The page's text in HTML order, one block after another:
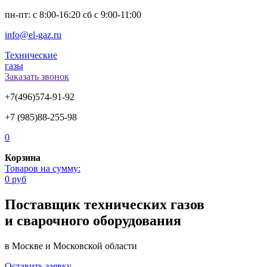
пн-пт: с 8:00-16:20 сб с 9:00-11:00
info@el-gaz.ru
Технические
газы
Заказать звонок
+7(496)574-91-92
+7 (985)88-255-98
0
Корзина
Товаров на сумму:
0 руб
Поставщик технических газов
и сварочного оборудования
в Москве и Московской области